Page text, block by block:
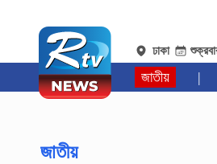
ঢাকা
জাতীয় |
জাতীয়